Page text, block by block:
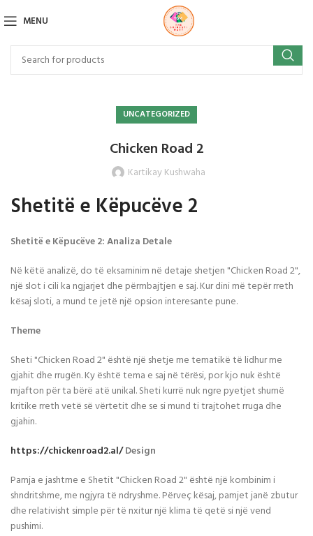
MENU
UNCATEGORIZED
Chicken Road 2
Kartikay Kushwaha
Shetitë e Këpucëve 2
Shetitë e Këpucëve 2: Analiza Detale
Në këtë analizë, do të eksaminim në detaje shetjen "Chicken Road 2",
një slot i cili ka ngjarjet dhe përmbajtjen e saj. Kur dini më tepër rreth
kësaj sloti, a mund te jetë një opsion interesante pune.
Theme
Sheti "Chicken Road 2" është një shetje me tematikë të lidhur me
gjahit dhe rrugën. Ky është tema e saj në tërësi, por kjo nuk është
mjafton për ta bërë atë unikal. Sheti kurrë nuk ngre pyetjet shumë
kritike rreth vetë së vërtetit dhe se si mund ti trajtohet rruga dhe
gjahin.
https://chickenroad2.al/Design
Pamja e jashtme e Shetit "Chicken Road 2" është një kombinim i
shndritshme, me ngjyra të ndryshme. Përveç kësaj, pamjet janë zbutur
dhe relativisht simple për të nxitur një klima të qetë si një vend
pushimi.